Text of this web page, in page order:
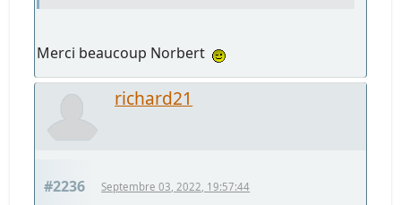
Merci beaucoup Norbert
richard21
#2236 Septembre 03, 2022, 19:57:44